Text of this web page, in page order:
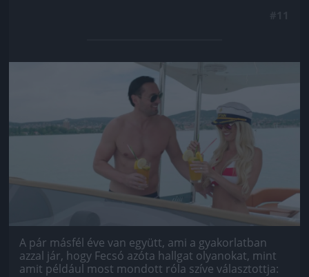
Jön még kép!
A pár másfél éve van együtt, ami a gyakorlatban
azzal jár, hogy Fecsó azóta hallgat olyanokat, mint
amit például most mondott róla szíve választottja: